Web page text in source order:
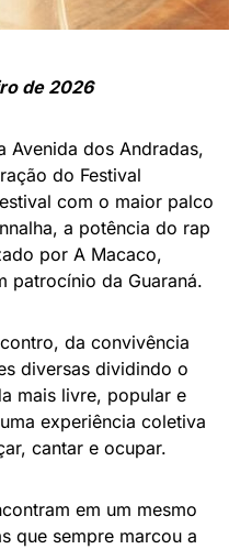
de 2026
Avenida dos Andradas,
do Festival
com o maior palco
a potência do rap
por A Macaco,
patrocínio da Guaraná.
da convivência
diversas dividindo o
mais livre, popular e
experiência coletiva
cantar e ocupar.
em um mesmo
que sempre marcou a